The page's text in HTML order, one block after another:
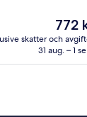
Priset
är
772 kr
772
skatter och
31 aug. – 1